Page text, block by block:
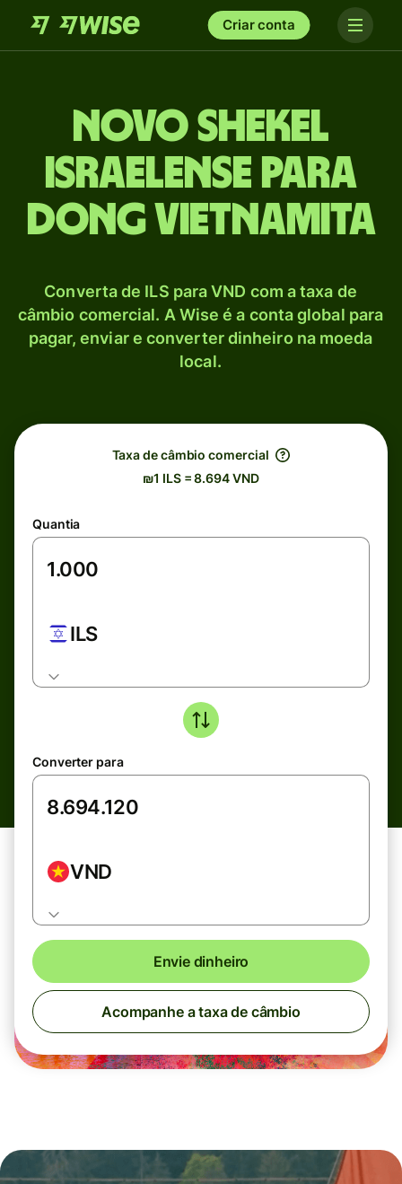
Criar conta
Novo shekel
israelense para
Dong vietnamita
Converta de ILS para VND com a taxa de
câmbio comercial. A Wise é a conta global para
pagar, enviar e converter dinheiro na moeda
local.
Taxa de câmbio comercial
₪1 ILS = 8.694 VND
Quantia
ILS
Converter para
VND
Envie dinheiro
Acompanhe a taxa de câmbio